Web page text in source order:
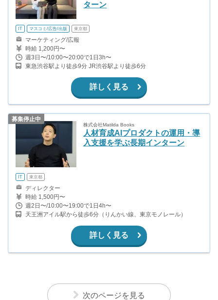
ターン
IT マスコミ/広告/出版 東京都
マーケティング/広報
時給 1,200円〜
週3日〜/10:00〜20:00で1日3h〜
東急渋谷駅より徒歩9分 JR渋谷駅より徒歩6分
詳しく見る
募集停止中
株式会社Matilda Books
人材育成AIプロダクトの運用・導
入支援を学ぶ長期インターン
IT 東京都
ディレクター
時給 1,500円〜
週2日〜/10:00〜19:00で1日4h〜
天王洲アイル駅から徒歩6分（りんかい線、東京モノレール）
詳しく見る
次のページを見る